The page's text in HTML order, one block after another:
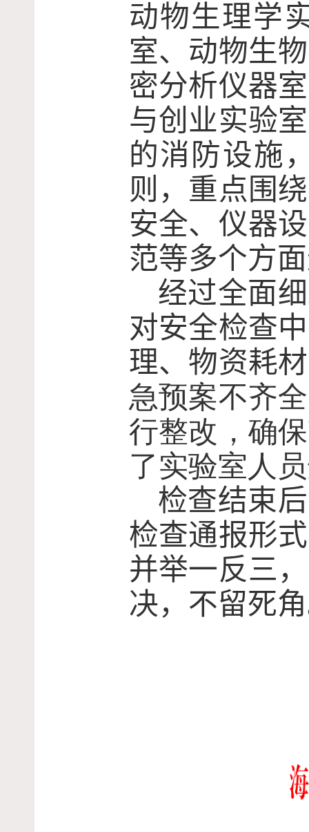
动物生理学
室、动物生
密分析仪器
与创业实验
的消防设施
则，重点围
安全、仪器
范等多个方
经过全面
对安全检查
理、物资耗
急预案不齐
行整改，确
了实验室人
检查结束
检查通报形
并举一反三
决，不留死